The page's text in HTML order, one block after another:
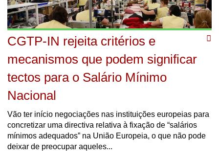
CGTP-IN rejeita critérios e
mecanismos que podem significar
tectos para o Salário Mínimo
Nacional
Vão ter início negociações nas instituições europeias para
concretizar uma directiva relativa à fixação de “salários
mínimos adequados” na União Europeia, o que não pode
deixar de preocupar aqueles...